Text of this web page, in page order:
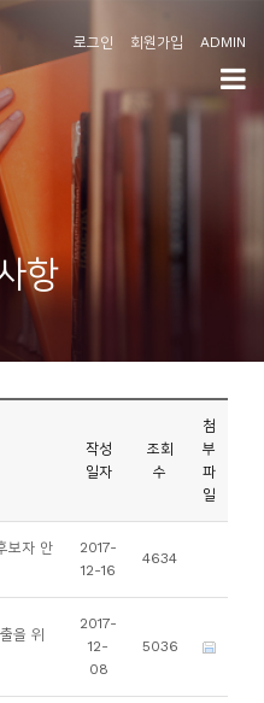
로그인 회원가입 ADMIN
항
작성
일자
조회
수
첨
부
파
일
보자 안
2017-
12-16
4634
을 위
2017-
12-
08
5036